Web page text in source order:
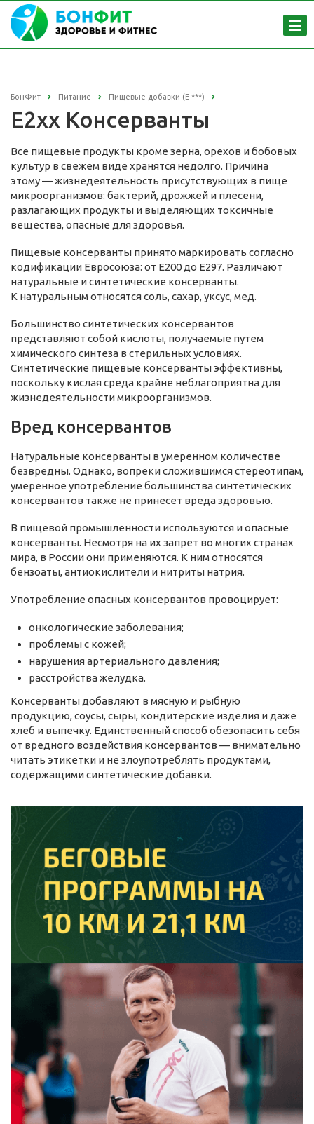
БонФит Питание Пищевые добавки (Е-***)
E2xx Консерванты
Все пищевые продукты кроме зерна, орехов и бобовых
культур в свежем виде хранятся недолго. Причина
этому — жизнедеятельность присутствующих в пище
микроорганизмов: бактерий, дрожжей и плесени,
разлагающих продукты и выделяющих токсичные
вещества, опасные для здоровья.
Пищевые консерванты принято маркировать согласно
кодификации Евросоюза: от E200 до E297. Различают
натуральные и синтетические консерванты.
К натуральным относятся соль, сахар, уксус, мед.
Большинство синтетических консервантов
представляют собой кислоты, получаемые путем
химического синтеза в стерильных условиях.
Синтетические пищевые консерванты эффективны,
поскольку кислая среда крайне неблагоприятна для
жизнедеятельности микроорганизмов.
Вред консервантов
Натуральные консерванты в умеренном количестве
безвредны. Однако, вопреки сложившимся стереотипам,
умеренное употребление большинства синтетических
консервантов также не принесет вреда здоровью.
В пищевой промышленности используются и опасные
консерванты. Несмотря на их запрет во многих странах
мира, в России они применяются. К ним относятся
бензоаты, антиокислители и нитриты натрия.
Употребление опасных консервантов провоцирует:
онкологические заболевания;
проблемы с кожей;
нарушения артериального давления;
расстройства желудка.
Консерванты добавляют в мясную и рыбную
продукцию, соусы, сыры, кондитерские изделия и даже
хлеб и выпечку. Единственный способ обезопасить себя
от вредного воздействия консервантов — внимательно
читать этикетки и не злоупотреблять продуктами,
содержащими синтетические добавки.